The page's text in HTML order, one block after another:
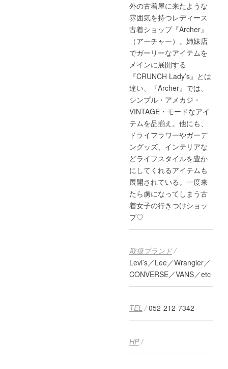
外の古着屋に来たような
雰囲気を持つレディース
古着ショップ『Archer』
（アーチャー）。姉妹店
でガーリーなアイテムを
メインに展開する
『CRUNCH Lady’s』とは
違い、『Archer』では、
シンプル・アメカジ・
VINTAGE・モードなアイ
テムを品揃え。他にも、
ドライフラワーやガーデ
ングッズ、インテリアな
どライフスタイルを豊か
にしてくれるアイテムも
展開されている。一度来
たら虜になってしまう古
着女子の行きつけショッ
プ♡
取扱ブランド/
Levi’s／Lee／Wrangler／
CONVERSE／VANS／etc
TEL /052-212-7342
HP/